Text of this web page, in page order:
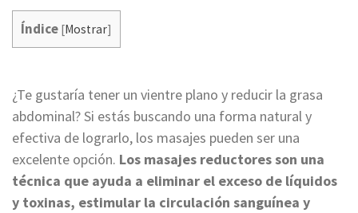
Índice [Mostrar]
¿Te gustaría tener un vientre plano y reducir la grasa
abdominal? Si estás buscando una forma natural y
efectiva de lograrlo, los masajes pueden ser una
excelente opción. Los masajes reductores son una
técnica que ayuda a eliminar el exceso de líquidos
y toxinas, estimular la circulación sanguínea y